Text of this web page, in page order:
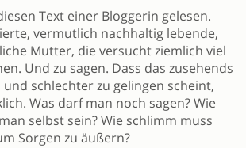
Text einer Bloggerin gelesen.
vermutlich nachhaltig lebende,
Mutter, die versucht ziemlich viel
Und zu sagen. Dass das zusehends
schlechter zu gelingen scheint,
Was darf man noch sagen? Wie
selbst sein? Wie schlimm muss
Sorgen zu äußern?